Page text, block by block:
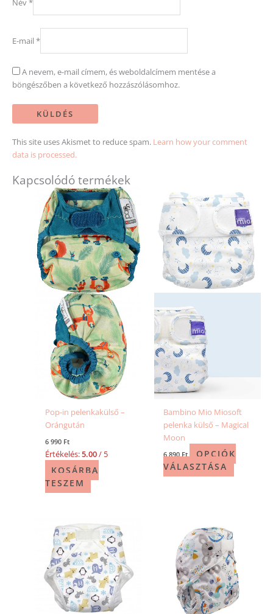
Név*
E-mail *
A nevem, e-mail címem, és weboldalcímem mentése a
böngészőben a következő hozzászólásomhoz.
This site uses Akismet to reduce spam. Learn how your comment
data is processed.
Kapcsolódó termékek
Pop-in pelenkakülső –
Orángután
6 990 Ft
Értékelés:5.00/ 5
KOSÁRBA
TESZEM
Bambino Mio Miosoft
pelenka külső – Magical
Moon
6 890 Ft
OPCIÓK
VÁLASZTÁSA
Ennek
a
terméknek
több
variációja
van.
A
változatok
a
Ennek
a
terméknek
több
variációja
van.
A